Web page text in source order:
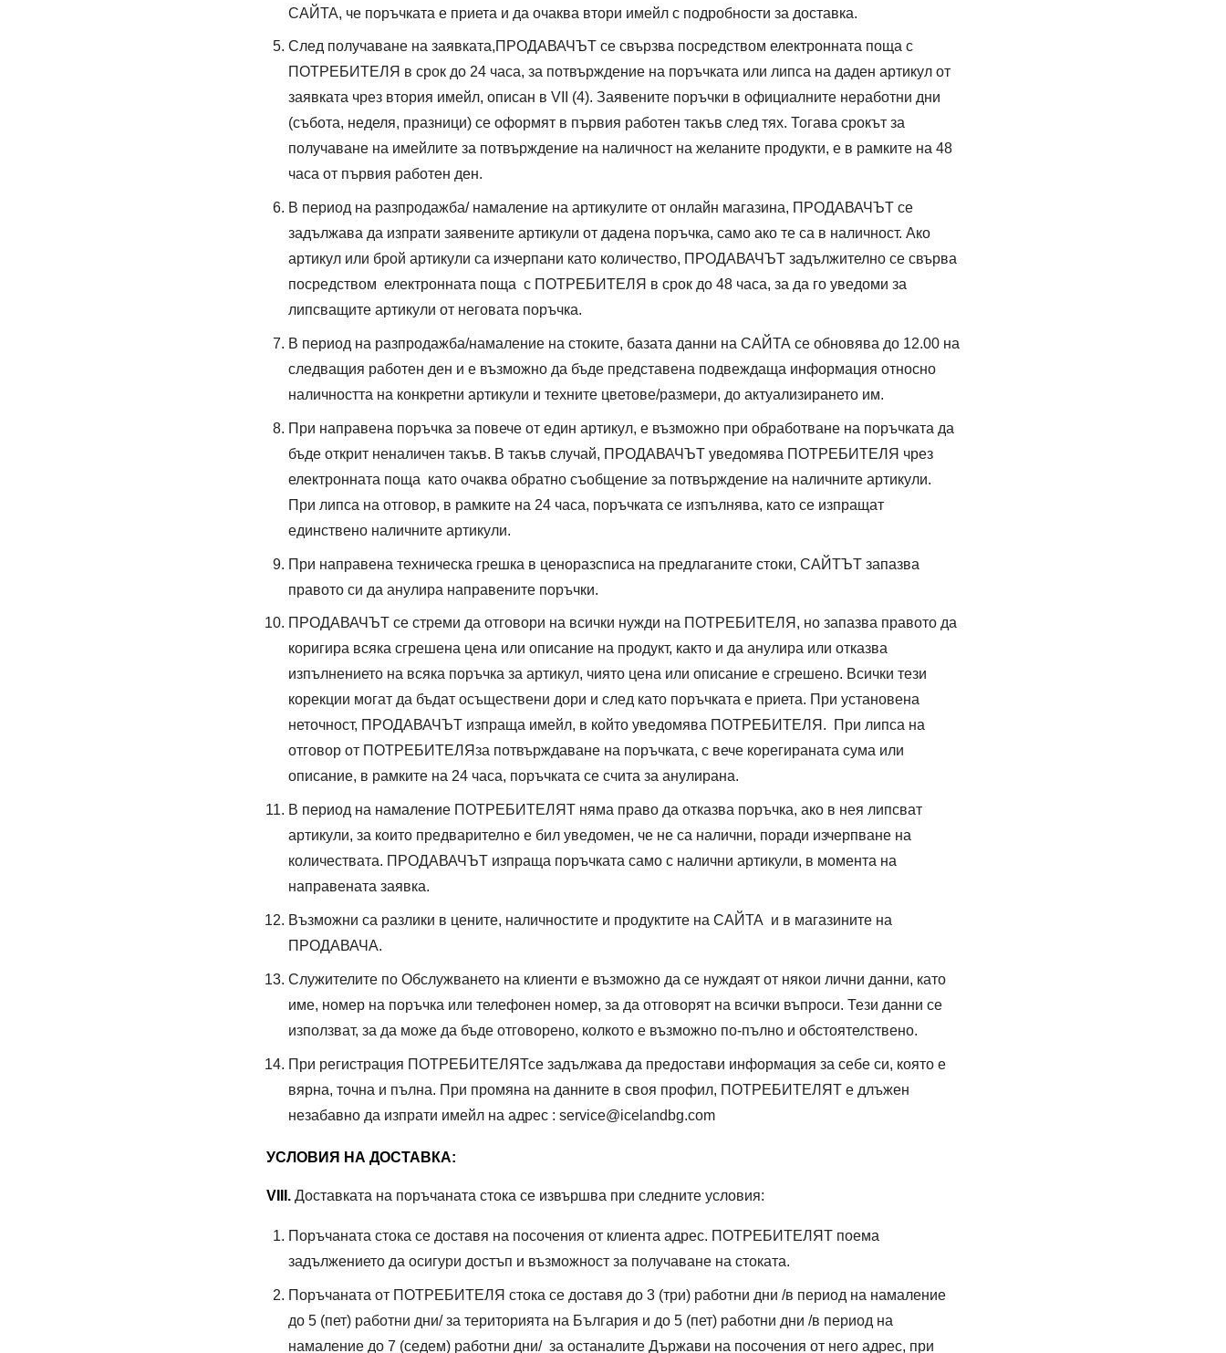
САЙТА, че поръчката е приета и да очаква втори имейл с подробности за доставка.
След получаване на заявката,ПРОДАВАЧЪТ се свързва посредством електронната поща с
ПОТРЕБИТЕЛЯ в срок до 24 часа, за потвърждение на поръчката или липса на даден артикул от
заявката чрез втория имейл, описан в VII (4). Заявените поръчки в официалните неработни дни
(събота, неделя, празници) се оформят в първия работен такъв след тях. Тогава срокът за
получаване на имейлите за потвърждение на наличност на желаните продукти, е в рамките на 48
часа от първия работен ден.
В период на разпродажба/ намаление на артикулите от онлайн магазина, ПРОДАВАЧЪТ се
задължава да изпрати заявените артикули от дадена поръчка, само ако те са в наличност. Ако
артикул или брой артикули са изчерпани като количество, ПРОДАВАЧЪТ задължително се свърва
посредством електронната поща с ПОТРЕБИТЕЛЯ в срок до 48 часа, за да го уведоми за
липсващите артикули от неговата поръчка.
В период на разпродажба/намаление на стоките, базата данни на САЙТА се обновява до 12.00 на
следващия работен ден и е възможно да бъде представена подвеждаща информация относно
наличността на конкретни артикули и техните цветове/размери, до актуализирането им.
При направена поръчка за повече от един артикул, е възможно при обработване на поръчката да
бъде открит неналичен такъв. В такъв случай, ПРОДАВАЧЪТ уведомява ПОТРЕБИТЕЛЯ чрез
електронната поща като очаква обратно съобщение за потвърждение на наличните артикули.
При липса на отговор, в рамките на 24 часа, поръчката се изпълнява, като се изпращат
единствено наличните артикули.
При направена техническа грешка в ценоразсписа на предлаганите стоки, САЙТЪТ запазва
правото си да анулира направените поръчки.
ПРОДАВАЧЪТ се стреми да отговори на всички нужди на ПОТРЕБИТЕЛЯ, но запазва правото да
коригира всяка сгрешена цена или описание на продукт, както и да анулира или отказва
изпълнението на всяка поръчка за артикул, чиято цена или описание е сгрешено. Всички тези
корекции могат да бъдат осъществени дори и след като поръчката е приета. При установена
неточност, ПРОДАВАЧЪТ изпраща имейл, в който уведомява ПОТРЕБИТЕЛЯ. При липса на
отговор от ПОТРЕБИТЕЛЯза потвърждаване на поръчката, с вече корегираната сума или
описание, в рамките на 24 часа, поръчката се счита за анулирана.
В период на намаление ПОТРЕБИТЕЛЯТ няма право да отказва поръчка, ако в нея липсват
артикули, за които предварително е бил уведомен, че не са налични, поради изчерпване на
количествата. ПРОДАВАЧЪТ изпраща поръчката само с налични артикули, в момента на
направената заявка.
Възможни са разлики в цените, наличностите и продуктите на САЙТА и в магазините на
ПРОДАВАЧА.
Служителите по Обслужването на клиенти е възможно да се нуждаят от някои лични данни, като
име, номер на поръчка или телефонен номер, за да отговорят на всички въпроси. Тези данни се
използват, за да може да бъде отговорено, колкото е възможно по-пълно и обстоятелствено.
При регистрация ПОТРЕБИТЕЛЯТсе задължава да предостави информация за себе си, която е
вярна, точна и пълна. При промяна на данните в своя профил, ПОТРЕБИТЕЛЯТ е длъжен
незабавно да изпрати имейл на адрес : service@icelandbg.com
УСЛОВИЯ НА ДОСТАВКА:
VIII. Доставката на поръчаната стока се извършва при следните условия:
Поръчаната стока се доставя на посочения от клиента адрес. ПОТРЕБИТЕЛЯТ поема
задължението да осигури достъп и възможност за получаване на стоката.
Поръчаната от ПОТРЕБИТЕЛЯ стока се доставя до 3 (три) работни дни /в период на намаление
до 5 (пет) работни дни/ за територията на България и до 5 (пет) работни дни /в период на
намаление до 7 (седем) работни дни/ за останалите Държави на посочения от него адрес, при